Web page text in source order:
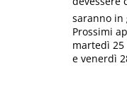
saranno in
Prossimi
martedì
e venerdì